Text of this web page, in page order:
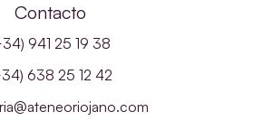
Contacto
941 25 19 38
638 25 12 42